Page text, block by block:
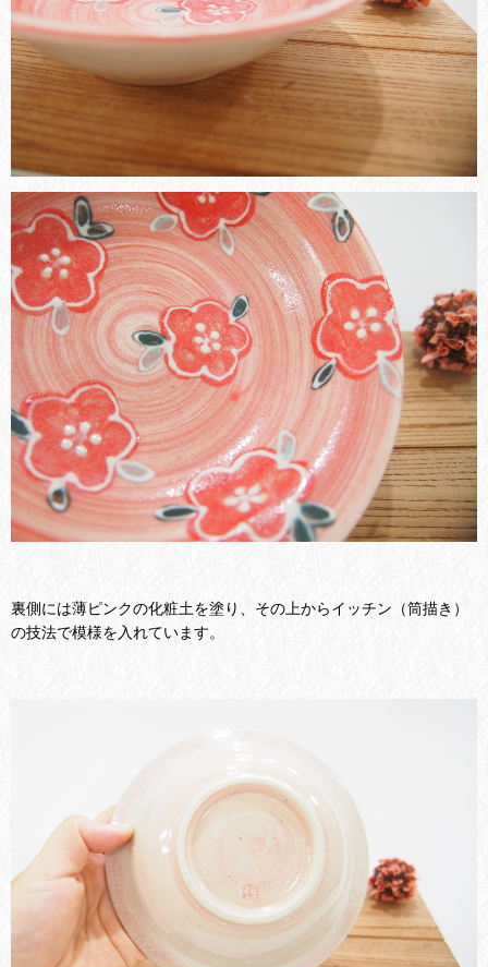
裏側には薄ピンクの化粧土を塗り、その上からイッチン（筒描き）
の技法で模様を入れています。